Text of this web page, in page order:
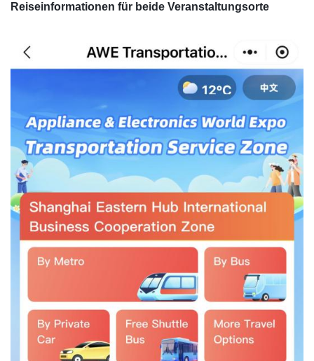
Reiseinformationen für beide Veranstaltungsorte